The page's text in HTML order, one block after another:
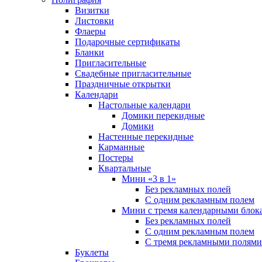
Визитки
Листовки
Флаеры
Подарочные сертификаты
Бланки
Пригласительные
Свадебные пригласительные
Праздничные открытки
Календари
Настольные календари
Домики перекидные
Домики
Настенные перекидные
Карманные
Постеры
Квартальные
Мини «3 в 1»
Без рекламных полей
С одним рекламным полем
Мини с тремя календарными
Без рекламных полей
С одним рекламным полем
С тремя рекламными полями
Буклеты